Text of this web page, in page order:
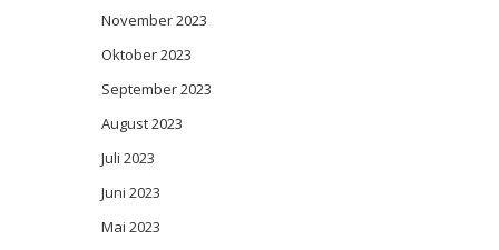
November 2023
Oktober 2023
September 2023
August 2023
Juli 2023
Juni 2023
Mai 2023